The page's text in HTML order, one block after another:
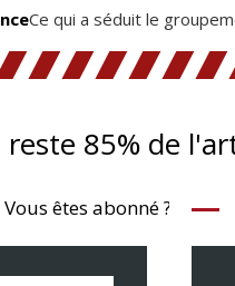
Ce qui a séduit le
reste 85% de
Vous êtes abonné ?